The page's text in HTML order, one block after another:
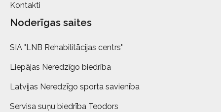
Kontakti
Noderīgas saites
SIA "LNB Rehabilitācijas centrs"
Liepājas Neredzīgo biedrība
Latvijas Neredzīgo sporta savienība
Servisa suņu biedrība Teodors